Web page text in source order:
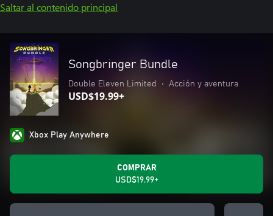
Saltar al contenido principal
Songbringer Bundle
Double Eleven Limited • Acción y aventura
USD$19.99+
Xbox Play Anywhere
COMPRAR
USD$19.99+